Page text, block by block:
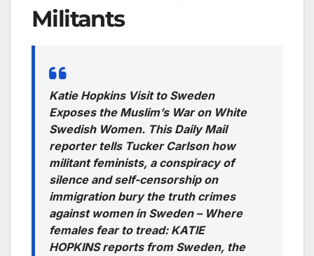
Militants
Katie Hopkins Visit to Sweden
Exposes the Muslim’s War on White
Swedish Women. This Daily Mail
reporter tells Tucker Carlson how
militant feminists, a conspiracy of
silence and self-censorship on
immigration bury the truth crimes
against women in Sweden – Where
females fear to tread: KATIE
HOPKINS reports from Sweden, the